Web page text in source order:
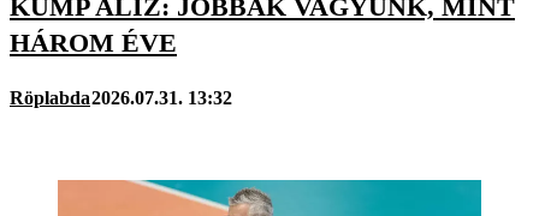
KUMP ALÍZ: JOBBAK VAGYUNK, MINT
HÁROM ÉVE
Röplabda2026.07.31. 13:32